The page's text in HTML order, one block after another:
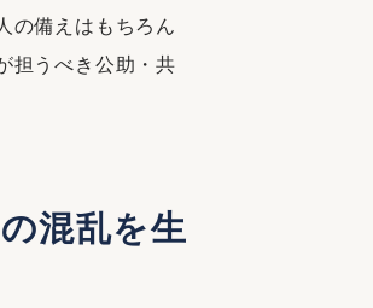
の備えはもちろん
担うべき公助・共
混乱を生